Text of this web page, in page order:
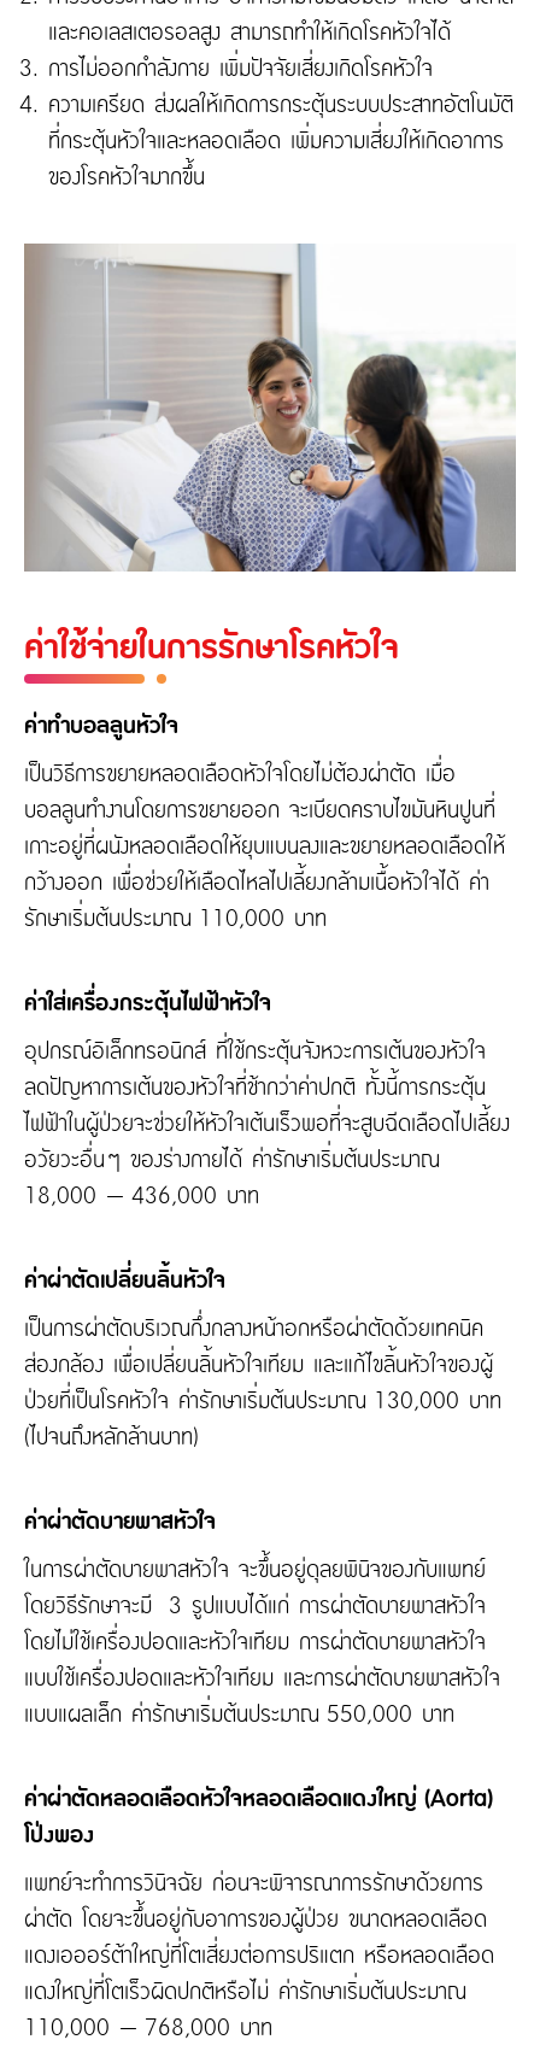
และคอเลสเตอรอลสูง สามารถทำให้เกิดโรคหัวใจได้
การไม่ออกกำลังกาย เพิ่มปัจจัยเสี่ยงเกิดโรคหัวใจ
ความเครียด ส่งผลให้เกิดการกระตุ้นระบบประสาทอัตโนมัติ
ที่กระตุ้นหัวใจและหลอดเลือด เพิ่มความเสี่ยงให้เกิดอาการ
ของโรคหัวใจมากขึ้น
ค่าใช้จ่ายในการรักษาโรคหัวใจ
ค่าทำบอลลูนหัวใจ
เป็นวิธีการขยายหลอดเลือดหัวใจโดยไม่ต้องผ่าตัด เมื่อ
บอลลูนทำงานโดยการขยายออก จะเบียดคราบไขมันหินปูนที่
เกาะอยู่ที่ผนังหลอดเลือดให้ยุบแบนลงและขยายหลอดเลือดให้
กว้างออก เพื่อช่วยให้เลือดไหลไปเลี้ยงกล้ามเนื้อหัวใจได้ ค่า
รักษาเริ่มต้นประมาณ 110,000 บาท
ค่าใส่เครื่องกระตุ้นไฟฟ้าหัวใจ
อุปกรณ์อิเล็กทรอนิกส์ ที่ใช้กระตุ้นจังหวะการเต้นของหัวใจ
ลดปัญหาการเต้นของหัวใจที่ช้ากว่าค่าปกติ ทั้งนี้การกระตุ้น
ไฟฟ้าในผู้ป่วยจะช่วยให้หัวใจเต้นเร็วพอที่จะสูบฉีดเลือดไปเลี้ยง
อวัยวะอื่นๆ ของร่างกายได้ ค่ารักษาเริ่มต้นประมาณ
18,000 – 436,000 บาท
ค่าผ่าตัดเปลี่ยนลิ้นหัวใจ
เป็นการผ่าตัดบริเวณกึ่งกลางหน้าอกหรือผ่าตัดด้วยเทคนิค
ส่องกล้อง เพื่อเปลี่ยนลิ้นหัวใจเทียม และแก้ไขลิ้นหัวใจของผู้
ป่วยที่เป็นโรคหัวใจ ค่ารักษาเริ่มต้นประมาณ 130,000 บาท
(ไปจนถึงหลักล้านบาท)
ค่าผ่าตัดบายพาสหัวใจ
ในการผ่าตัดบายพาสหัวใจ จะขึ้นอยู่ดุลยพินิจของกับแพทย์
โดยวิธีรักษาจะมี 3 รูปแบบได้แก่ การผ่าตัดบายพาสหัวใจ
โดยไม่ใช้เครื่องปอดและหัวใจเทียม การผ่าตัดบายพาสหัวใจ
แบบใช้เครื่องปอดและหัวใจเทียม และการผ่าตัดบายพาสหัวใจ
แบบแผลเล็ก ค่ารักษาเริ่มต้นประมาณ 550,000 บาท
ค่าผ่าตัดหลอดเลือดหัวใจหลอดเลือดแดงใหญ่ (Aorta)
โป่งพอง
แพทย์จะทำการวินิจฉัย ก่อนจะพิจารณาการรักษาด้วยการ
ผ่าตัด โดยจะขึ้นอยู่กับอาการของผู้ป่วย ขนาดหลอดเลือด
แดงเอออร์ต้าใหญ่ที่โตเสี่ยงต่อการปริแตก หรือหลอดเลือด
แดงใหญ่ที่โตเร็วผิดปกติหรือไม่ ค่ารักษาเริ่มต้นประมาณ
110,000 – 768,000 บาท